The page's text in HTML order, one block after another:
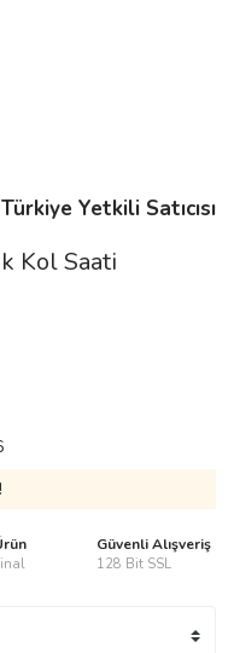
Türkiye Yetkili Satıcısı
Kol Saati
Güvenli Alışveriş
128 Bit SSL